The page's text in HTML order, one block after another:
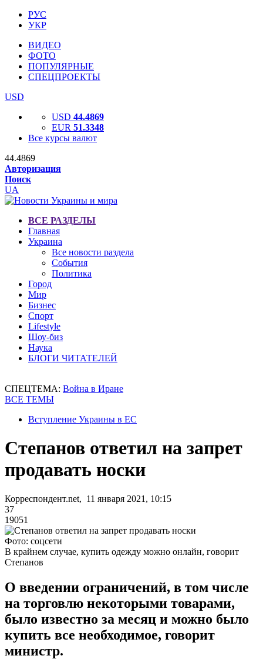
РУС
УКР
ВИДЕО
ФОТО
ПОПУЛЯРНЫЕ
СПЕЦПРОЕКТЫ
USD
USD 44.4869
EUR 51.3348
Все курсы валют
44.4869
Авторизация
Поиск
UA
ВСЕ РАЗДЕЛЫ
Главная
Украина
Все новости раздела
События
Политика
Город
Мир
Бизнес
Спорт
Lifestyle
Шоу-биз
Наука
БЛОГИ ЧИТАТЕЛЕЙ
СПЕЦТЕМА: Война в Иране
ВСЕ ТЕМЫ
Вступление Украины в ЕС
Степанов ответил на запрет
продавать носки
Корреспондент.net, 11 января 2021, 10:15
37
19051
Фото: соцсети
В крайнем случае, купить одежду можно онлайн, говорит
Степанов
О введении ограничений, в том числе
на торговлю некоторыми товарами,
было известно за месяц и можно было
купить все необходимое, говорит
министр.